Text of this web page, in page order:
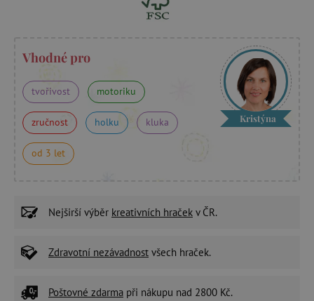
Vhodné pro
tvořivost motoriku
zručnost holku kluka
od 3 let
Kristýna
Nejširší výběr kreativních hraček v ČR.
Zdravotní nezávadnost všech hraček.
Poštovné zdarma při nákupu nad 2800 Kč.